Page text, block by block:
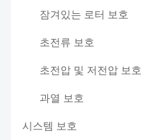
잠겨있는 로터 보호
초전류 보호
초전압 및 저전압 보호
과열 보호
시스템 보호